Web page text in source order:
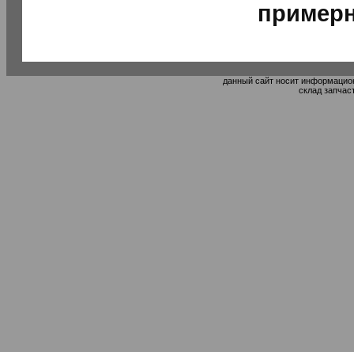
данный сайт носит
склад